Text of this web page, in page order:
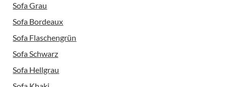
Sofa Grau
Sofa Bordeaux
Sofa Flaschengrün
Sofa Schwarz
Sofa Hellgrau